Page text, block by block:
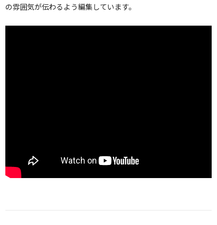
の雰囲気が伝わるよう編集しています。